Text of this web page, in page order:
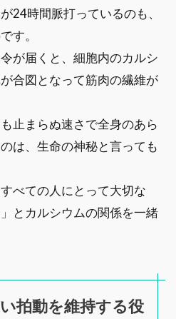
24時間脈打っているのも、
す。
が届くと、細胞内のカルシ
合図となって筋肉の繊維が
止まらぬ速さで全身のあら
は、生命の神秘と言っても
べての人にとって大切な
とカルシウムの関係を一緒
拍動を維持する役